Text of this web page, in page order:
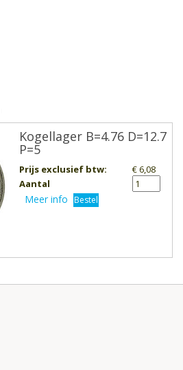
Kogellager B=4.76 D=12.7
P=5
Prijs exclusief btw:
€ 6,08
Aantal
Meer info Bestel